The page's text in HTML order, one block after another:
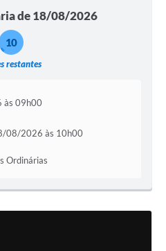
de 18/08/2026
restantes
10
09h00
08/2026 às 10h00
Ordinárias